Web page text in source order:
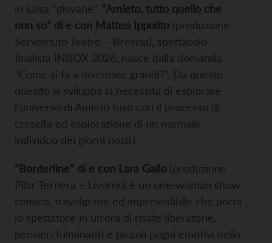
in salsa “giovane”. “Amleto, tutto quello che
non so” di e con Matteo Ippolito (produzione
Servomuto Teatro – Brescia), spettacolo
finalista INBOX 2026, nasce dalla domanda
“Come si fa a diventare grandi?”. Da questo
quesito si sviluppa la necessità di esplorare
l’universo di Amleto fuso con il processo di
crescita ed esplorazione di un normale
individuo dei giorni nostri.
“Borderline” di e con Lara Gallo (produzione
Pilar Ternera – Livorno) è un one-woman show
comico, travolgente ed imprevedibile che porta
lo spettatore in un’ora di risate liberatorie,
pensieri fulminanti e piccoli pugni emotivi nello